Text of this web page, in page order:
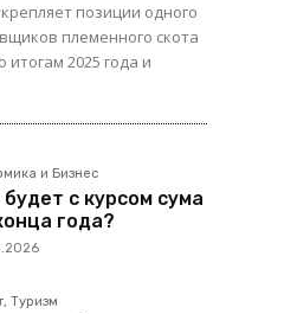
позиции одного
племенного скота
итогам 2025 года и
и Бизнес
с курсом сума
года?
Туризм